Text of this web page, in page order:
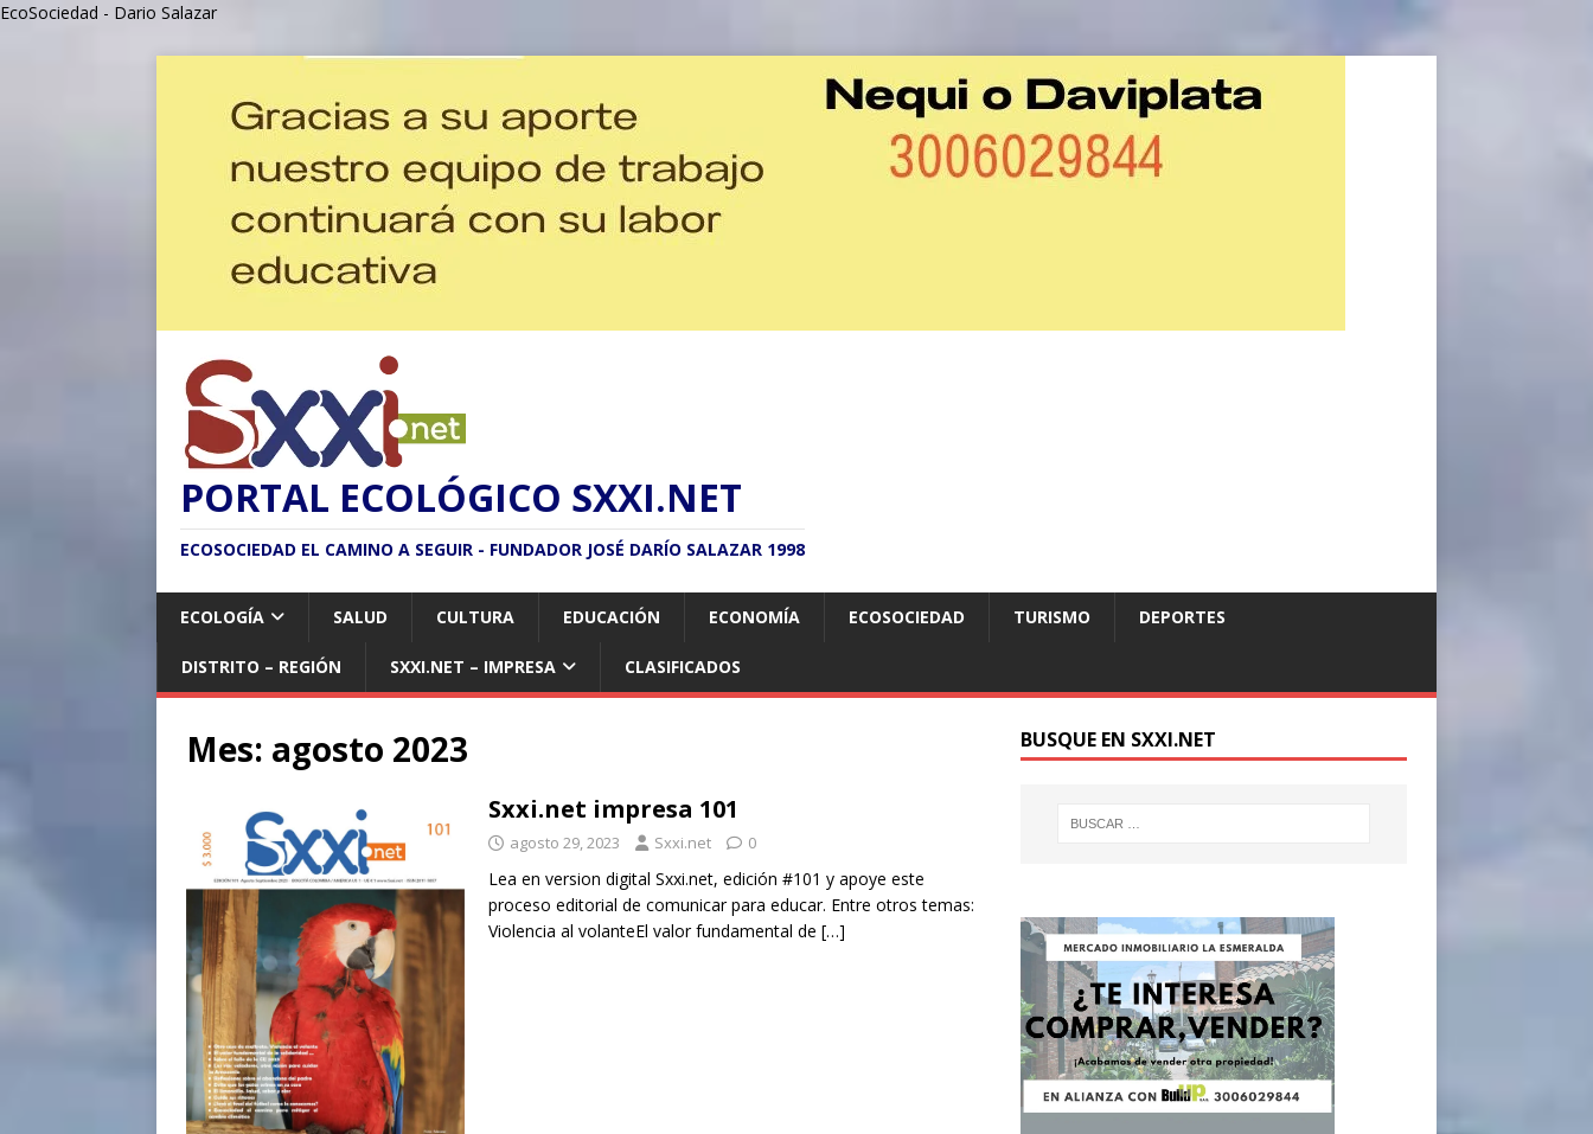
EcoSociedad - Dario Salazar
PORTAL ECOLÓGICO SXXI.NET
ECOSOCIEDAD EL CAMINO A SEGUIR - FUNDADOR JOSÉ DARÍO SALAZAR 1998
ECOLOGÍA SALUD CULTURA EDUCACIÓN ECONOMÍA ECOSOCIEDAD TURISMO DEPORTES
DISTRITO – REGIÓN SXXI.NET – IMPRESA CLASIFICADOS
Mes: agosto 2023
Sxxi.net impresa 101
agosto 29, 2023 Sxxi.net 0
Lea en version digital Sxxi.net, edición #101 y apoye este
proceso editorial de comunicar para educar. Entre otros temas:
Violencia al volanteEl valor fundamental de […]
BUSQUE EN SXXI.NET